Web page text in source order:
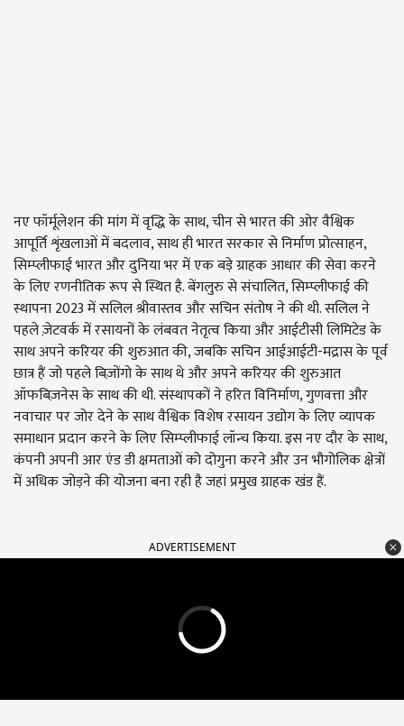
नए फॉर्मूलेशन की मांग में वृद्धि के साथ, चीन से भारत की ओर वैश्विक
आपूर्ति शृंखलाओं में बदलाव, साथ ही भारत सरकार से निर्माण प्रोत्साहन,
सिम्प्लीफाई भारत और दुनिया भर में एक बड़े ग्राहक आधार की सेवा करने
के लिए रणनीतिक रूप से स्थित है. बेंगलुरु से संचालित, सिम्प्लीफाई की
स्थापना 2023 में सलिल श्रीवास्तव और सचिन संतोष ने की थी. सलिल ने
पहले ज़ेटवर्क में रसायनों के लंबवत नेतृत्व किया और आईटीसी लिमिटेड के
साथ अपने करियर की शुरुआत की, जबकि सचिन आईआईटी-मद्रास के पूर्व
छात्र हैं जो पहले बिज़ोंगो के साथ थे और अपने करियर की शुरुआत
ऑफबिज़नेस के साथ की थी. संस्थापकों ने हरित विनिर्माण, गुणवत्ता और
नवाचार पर जोर देने के साथ वैश्विक विशेष रसायन उद्योग के लिए व्यापक
समाधान प्रदान करने के लिए सिम्प्लीफाई लॉन्च किया. इस नए दौर के साथ,
कंपनी अपनी आर एंड डी क्षमताओं को दोगुना करने और उन भौगोलिक क्षेत्रों
में अधिक जोड़ने की योजना बना रही है जहां प्रमुख ग्राहक खंड हैं.
ADVERTISEMENT